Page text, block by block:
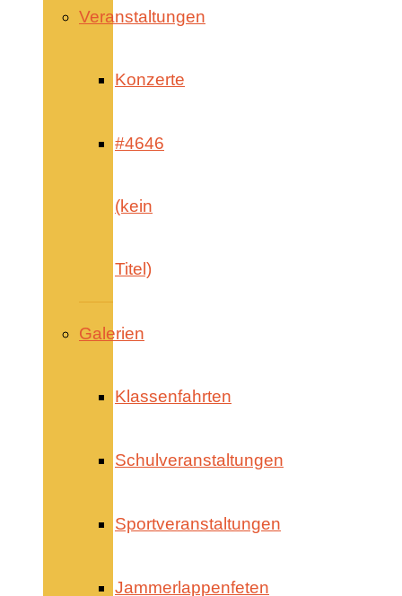
Veranstaltungen
Konzerte
#4646
(kein
Titel)
Galerien
Klassenfahrten
Schulveranstaltungen
Sportveranstaltungen
Jammerlappenfeten